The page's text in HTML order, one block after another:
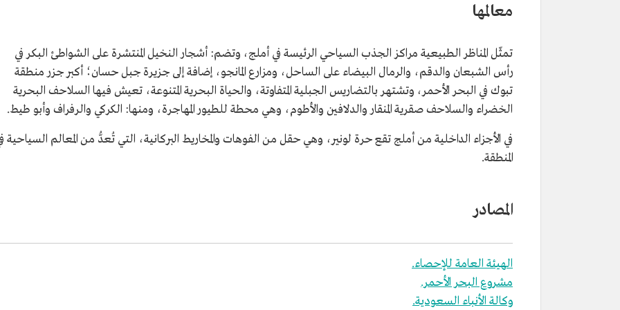
معالمها
تمثّل المناظر الطبيعية مراكز الجذب السياحي الرئيسة في أملج، وتضم: أشجار النخيل المنتشرة على الشواطئ البكر في
رأس الشبعان والدقم، والرمال البيضاء على الساحل، ومزارع المانجو، إضافة إلى جزيرة جبل حسان؛ أكبر جزر منطقة
تبوك في البحر الأحمر، وتشتهر بالتضاريس الجبلية المتفاوتة، والحياة البحرية المتنوعة، تعيش فيها السلاحف البحرية
الخضراء والسلاحف صقرية المنقار والدلافين والأطوم، وهي محطة للطيور المهاجرة، ومنها: الكركي والرفراف وأبو طيط.
في الأجزاء الداخلية من أملج تقع حرة لونير، وهي حقل من الفوهات والمخاريط البركانية، التي تُعدُّ من المعالم السياحية
المنطقة.
المصادر
الهيئة العامة للإحصاء.
مشروع البحر الأحمر.
وكالة الأنباء السعودية.